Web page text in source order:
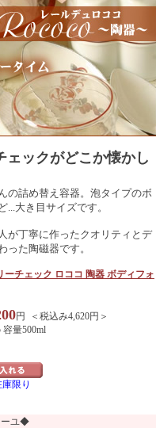
ェックがどこか懐かし
の詰め替え容器。泡タイプのボ
...大き目サイズです。
が丁寧に作ったクオリティとデ
った陶磁器です。
ーチェック ロココ 陶器 ボディフォ
円 ＜税込み4,620円＞
容量500ml
限り
ーユ◆